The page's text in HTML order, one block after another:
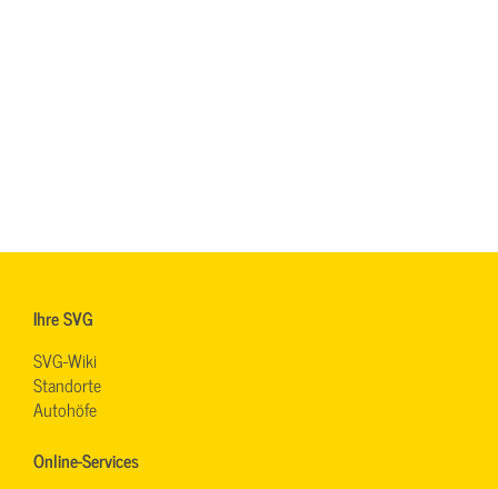
Ihre SVG
SVG-Wiki
Standorte
Autohöfe
Online-Services